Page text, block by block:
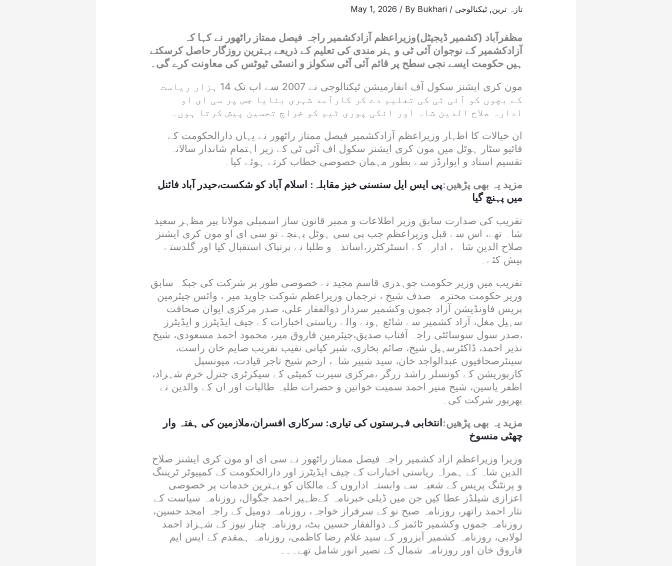
تازہ ترین,ٹیکنالوجی /
May 1, 2026 / By Bukhari
مظفرآباد (کشمیر ڈیجیٹل)وزیراعظم آزادکشمیر راجہ فیصل ممتاز راٹھور نے کہا کہ
آزادکشمیر کے نوجوان آئی ٹی و ہنر مندی کی تعلیم کے ذریعے بہترین روزگار حاصل کرسکتے
ہیں حکومت ایسے نجی سطح پر قائم آئی آٹی سکولز و انسٹی ٹیوٹس کی معاونت کرے گی۔
مون کری ایشنز سکول آف انفارمیشن ٹیکنالوجی نے 2007 سے اب تک 14 ہزار ریاست
کے بچوں کو آئی ٹی کی تعلیم دے کر کارآمد شہری بنایا جس پر سی ای او
ادارہ صلاح الدین شاہ اور انکی پوری ٹیم کو خراج تحسین پیش کرتا ہوں۔
ان خیالات کا اظہار وزیراعظم آزادکشمیر فیصل ممتاز راٹھور نے یہاں دارالحکومت کے
فائیو سٹار ہوٹل میں مون کری ایشنز سکول اف آئی ٹی کے زیر اہتمام شاندار سالانہ
تقسیم اسناد و ایوارڈز سے بطور مہمان خصوصی خطاب کرتے ہوئے کیا۔
مزید یہ بھی پڑھیں:پی ایس ایل سنسنی خیز مقابلہ: اسلام آباد کو شکست،حیدر آباد فائنل
میں پہنچ گیا
تقریب کی صدارت سابق وزیر اطلاعات و ممبر قانون ساز اسمبلی مولانا پیر مظہر سعید
شاہ تھے، اس سے قبل وزیراعظم جب پی سی ہوٹل پہنچے تو سی ای او مون کری ایشنز
صلاح الدین شاہ ، ادارہ کے انسٹرکٹرز،اساتذہ و طلبا نے پرتپاک استقبال کیا اور گلدستے
پیش کئے۔
تقریب میں وزیر حکومت چوہدری قاسم مجید نے خصوصی طور پر شرکت کی جبکہ سابق
وزیر حکومت محترمہ صدف شیخ ، ترجمان وزیراعظم شوکت جاوید میر ، وائس چیئرمین
پریس فاونڈیشن آزاد جموں وکشمیر سردار ذوالفقار علی، صدر مرکزی ایوان صحافت
سہیل مغل، آزاد کشمیر سے شائع ہونے والے ریاستی اخبارات کے چیف ایڈیٹرز و ایڈیٹرز
،صدر سول سوسائٹی راجہ آفتاب صدیق،چیئرمین فاروق میر، محمود احمد مسعودی، شیخ
نذیر احمد، ڈاکٹرسہیل شیخ، صائم بخاری، شبر کیانی نقیب تقریب صایم خان راست،
سینئرصحافیوں عبدالواجد خان، سید شبیر شاہ، ارحم شیخ تاجر قیادت، میونسپل
کارپوریشن کے کونسلر راشد زرگر ،مرکزی سیرت کمیٹی کے سیکرٹری جنرل خرم شہزاد،
اظفر یاسین، شیخ منیر احمد سمیت خواتین و حضرات طلبہ طالبات اور ان کے والدین نے
بھرپور شرکت کی۔
مزید یہ بھی پڑھیں: انتخابی فہرستوں کی تیاری: سرکاری افسران،ملازمین کی ہفتہ وار
چھٹی منسوخ
وزیرا وزیراعظم ازاد کشمیر راجہ فیصل ممتاز راٹھور نے سی ای او مون کری ایشنز صلاح
الدین شاہ کے ہمراہ ریاستی اخبارات کے چیف ایڈیٹرز اور دارالحکومت کے کمپیوٹر ٹریننگ
و پرنٹنگ پریس کے شعبہ سے وابستہ اداروں کے مالکان کو بہترین خدمات پر خصوصی
اعزازی شیلڈز عطا کیں جن میں ڈیلی خبرنامہ کےظہیر احمد جگوال، روزنامہ سیاست کے
نثار احمد راتھر، روزنامہ صبح نو کے سرفراز خواجہ، روزنامہ دومیل کے راجہ امجد حسین،
روزنامہ جموں وکشمیر ٹائمز کے ذوالفقار حسین بٹ، روزنامہ چنار نیوز کے شہزاد احمد
لولابی، روزنامہ کشمیر آبزرور کے سید غلام رضا کاظمی، روزنامہ ہمقدم کے ایس ایم
فاروق خان اور روزنامہ شمال کے نصیر انور شامل تھے۔۔۔